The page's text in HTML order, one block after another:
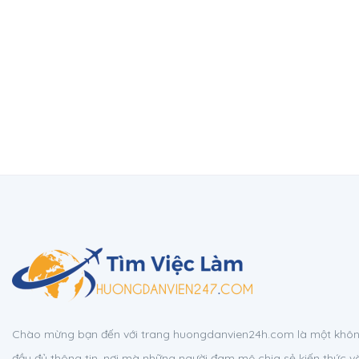
Chào mừng bạn đến với trang huongdanvien24h.com là một